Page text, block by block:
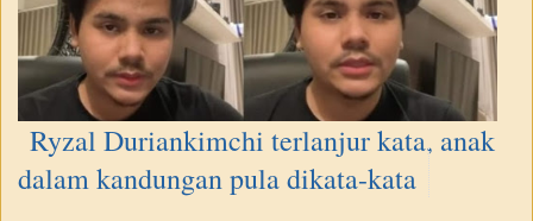
Ryzal Duriankimchi terlanjur kata, anak
dalam kandungan pula dikata-kata